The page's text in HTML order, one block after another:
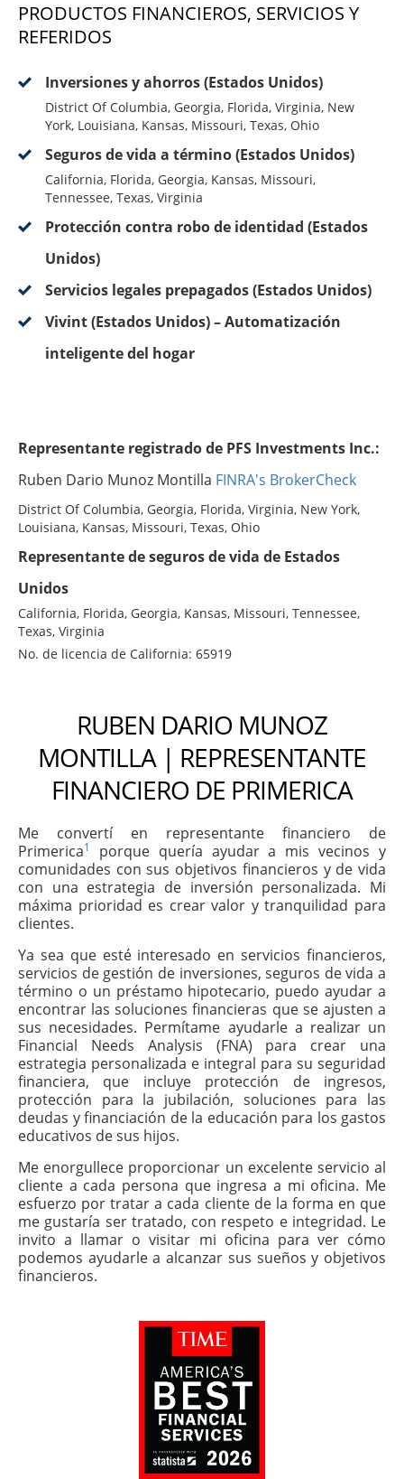
PRODUCTOS FINANCIEROS, SERVICIOS Y
REFERIDOS
Inversiones y ahorros (Estados Unidos)
District Of Columbia, Georgia, Florida, Virginia, New
York, Louisiana, Kansas, Missouri, Texas, Ohio
Seguros de vida a término (Estados Unidos)
California, Florida, Georgia, Kansas, Missouri,
Tennessee, Texas, Virginia
Protección contra robo de identidad (Estados
Unidos)
Servicios legales prepagados (Estados Unidos)
Vivint (Estados Unidos) – Automatización
inteligente del hogar
Representante registrado de PFS Investments Inc.:
Ruben Dario Munoz Montilla FINRA's BrokerCheck
District Of Columbia, Georgia, Florida, Virginia, New York,
Louisiana, Kansas, Missouri, Texas, Ohio
Representante de seguros de vida de Estados
Unidos
California, Florida, Georgia, Kansas, Missouri, Tennessee,
Texas, Virginia
No. de licencia de California: 65919
RUBEN DARIO MUNOZ
MONTILLA | REPRESENTANTE
FINANCIERO DE PRIMERICA
Me convertí en representante financiero de
Primerica1
porque quería ayudar a mis vecinos y
comunidades con sus objetivos financieros y de vida
con una estrategia de inversión personalizada. Mi
máxima prioridad es crear valor y tranquilidad para
clientes.
Ya sea que esté interesado en servicios financieros,
servicios de gestión de inversiones, seguros de vida a
término o un préstamo hipotecario, puedo ayudar a
encontrar las soluciones financieras que se ajusten a
sus necesidades. Permítame ayudarle a realizar un
Financial Needs Analysis (FNA) para crear una
estrategia personalizada e integral para su seguridad
financiera, que incluye protección de ingresos,
protección para la jubilación, soluciones para las
deudas y financiación de la educación para los gastos
educativos de sus hijos.
Me enorgullece proporcionar un excelente servicio al
cliente a cada persona que ingresa a mi oficina. Me
esfuerzo por tratar a cada cliente de la forma en que
me gustaría ser tratado, con respeto e integridad. Le
invito a llamar o visitar mi oficina para ver cómo
podemos ayudarle a alcanzar sus sueños y objetivos
financieros.